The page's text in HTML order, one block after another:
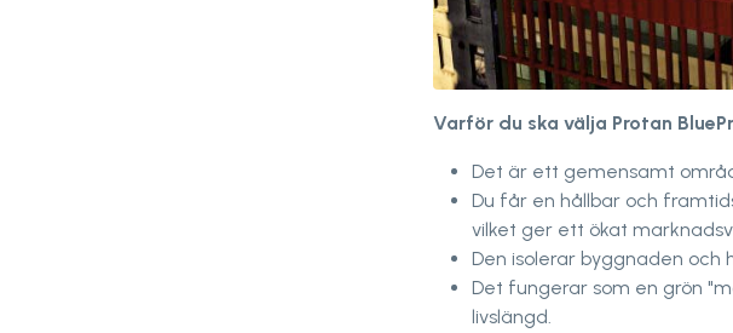
Varför du ska välja Protan
Det är ett gemensamt
Du får en hållbar och
vilket ger ett ökat
Den isolerar byggnaden
Det fungerar som en grön
livslängd.